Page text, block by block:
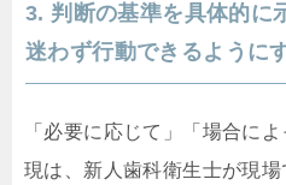
3. 判断の基準を具体的に
迷わず行動できるように
「必要に応じて」「場合に
現は、新人歯科衛生士が現